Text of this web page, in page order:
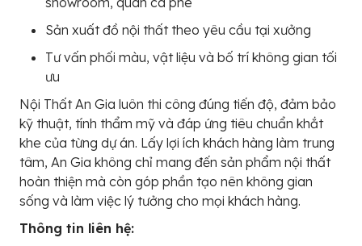
Sản xuất đồ nội thất theo yêu cầu tại xưởng
Tư vấn phối màu, vật liệu và bố trí không gian tối
ưu
Nội Thất An Gia luôn thi công đúng tiến độ, đảm bảo
kỹ thuật, tính thẩm mỹ và đáp ứng tiêu chuẩn khắt
khe của từng dự án. Lấy lợi ích khách hàng làm trung
tâm, An Gia không chỉ mang đến sản phẩm nội thất
hoàn thiện mà còn góp phần tạo nên không gian
sống và làm việc lý tưởng cho mọi khách hàng.
Thông tin liên hệ: